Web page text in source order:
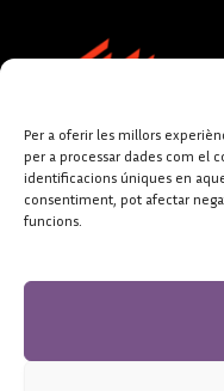
Per a oferir les millors
per a processar dades com el
identificacions úniques en
consentiment, pot afectar
funcions.
FUNDACIÓ